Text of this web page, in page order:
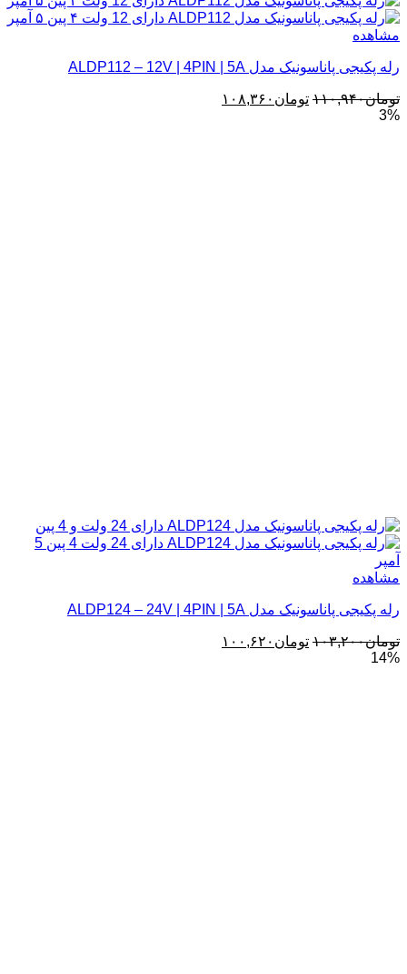
مشاهده
رله پکیجی پاناسونیک مدل ALDP112 – 12V | 4PIN | 5A
تومان۱۱۰,۹۴۰ قیمت
تومان ۱۰۸,۳۶۰
3%
مشاهده
رله پکیجی پاناسونیک مدل ALDP124 – 24V | 4PIN | 5A
تومان۱۰۳,۲۰۰ قیمت
تومان ۱۰۰,۶۲۰
14%